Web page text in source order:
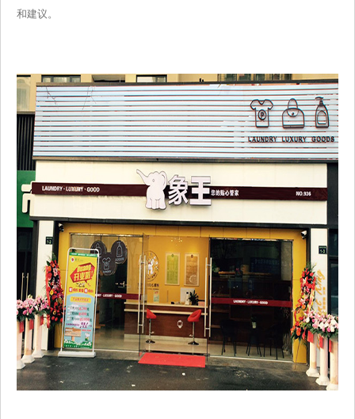
和建议。